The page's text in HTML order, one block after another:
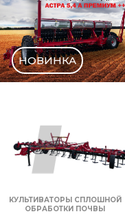
НОВИНКА
КУЛЬТИВАТОРЫ СПЛОШНОЙ
ОБРАБОТКИ ПОЧВЫ